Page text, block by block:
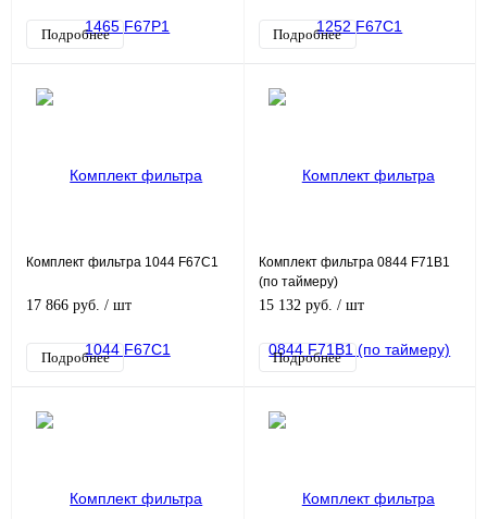
Подробнее Подробнее
Комплект фильтра 1044 F67C1
17 866 руб. / шт
Подробнее
Комплект фильтра 0844 F71B1
(по таймеру)
15 132 руб. / шт
Подробнее